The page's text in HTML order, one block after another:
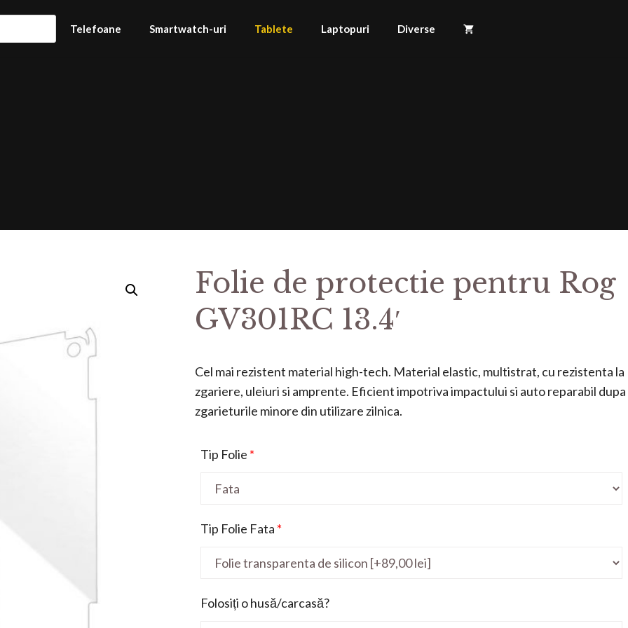
Telefoane Smartwatch-uri Tablete Laptopuri Diverse
Folie de protectie pentru Rog
GV301RC 13.4′
Cel mai rezistent material high-tech. Material elastic, multistrat, cu rezistenta la
zgariere, uleiuri si amprente. Eficient impotriva impactului si auto reparabil dupa
zgarieturile minore din utilizare zilnica.
Tip Folie *
Tip Folie Fata *
Folosiți o husă/carcasă?